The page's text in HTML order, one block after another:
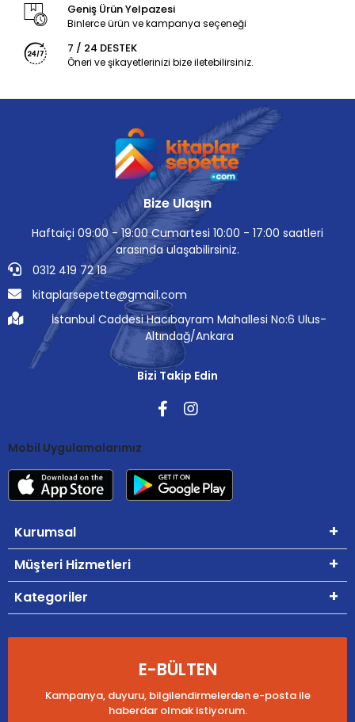
Geniş Ürün Yelpazesi
Binlerce ürün ve kampanya seçeneği
7 / 24 DESTEK
Öneri ve şikayetlerinizi bize iletebilirsiniz.
Bize Ulaşın
Haftaiçi 09:00 - 19:00 Cumartesi 10:00 - 17:00 saatleri
arasında ulaşabilirsiniz.
0312 419 72 18
kitaplarsepette@gmail.com
İstanbul Caddesi Hacıbayram Mahallesi No:6 Ulus-
Altındağ/Ankara
Bizi Takip Edin
Mobil Uygulamalarımız
Kurumsal
Müşteri Hizmetleri
Kategoriler
E-BÜLTEN
Kampanya, duyuru, bilgilendirmelerden e-posta ile
haberdar olmak istiyorum.